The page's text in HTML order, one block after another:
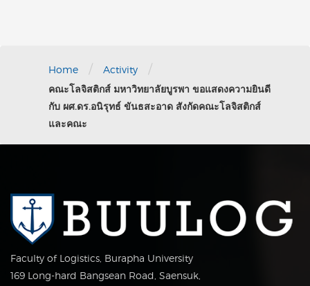
Home / Activity /
คณะโลจิสติกส์ มหาวิทยาลัยบูรพา ขอแสดงความยินดี
กับ ผศ.ดร.อนิรุทธ์ ขันธสะอาด สังกัดคณะโลจิสติกส์
และคณะ
Faculty of Logistics, Burapha University
169 Long-hard Bangsean Road, Saensuk,